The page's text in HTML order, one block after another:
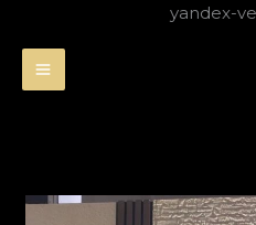
yandex-تخطي